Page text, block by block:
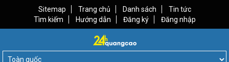
Sitemap Trang chủ Danh sách
Tin tức
Tìm kiếm
Hướng dẫn Đăng ký Đăng nhập